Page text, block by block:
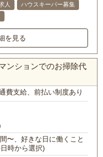
人
ハウスキーパー募集
を見る
ンションでのお掃除代
費支給、前払い制度あり
〜、好きな日に働くこと
時から選択)